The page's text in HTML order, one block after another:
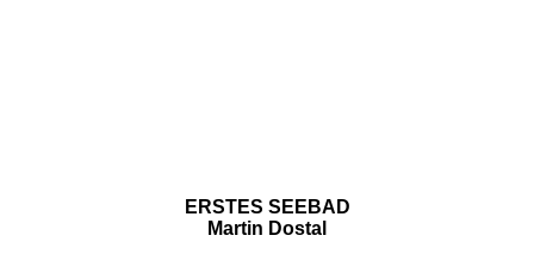
ERSTES SEEBAD
Martin Dostal